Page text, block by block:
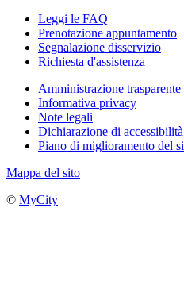
Leggi le FAQ
Prenotazione appuntamento
Segnalazione disservizio
Richiesta d'assistenza
Amministrazione trasparente
Informativa privacy
Note legali
Dichiarazione di accessibilità
Piano di miglioramento del
Mappa del sito
© MyCity